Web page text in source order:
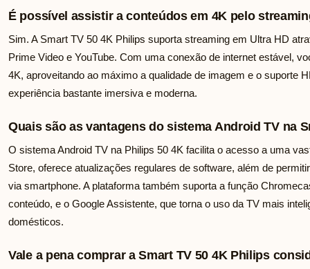
É possível assistir a conteúdos em 4K pelo
Sim. A Smart TV 50 4K Philips suporta streaming em Ultra HD
Prime Video e YouTube. Com uma conexão de internet estável,
4K, aproveitando ao máximo a qualidade de imagem e o suporte
experiência bastante imersiva e moderna.
Quais são as vantagens do sistema Android TV na
O sistema Android TV na Philips 50 4K facilita o acesso a uma
Store, oferece atualizações regulares de software, além de
via smartphone. A plataforma também suporta a função
conteúdo, e o Google Assistente, que torna o uso da TV mais
domésticos.
Vale a pena comprar a Smart TV 50 4K Philips